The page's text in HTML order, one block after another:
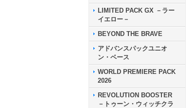
LIMITED PACK GX －ラー
イエロー－
BEYOND THE BRAVE
アドバンスパックユニオ
ン・ベース
WORLD PREMIERE PACK
2026
REVOLUTION BOOSTER
－トゥーン・ウィッチクラ